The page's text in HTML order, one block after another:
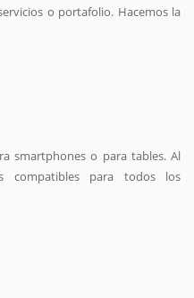
o portafolio. Hacemos la
smartphones o para tables. Al
compatibles para todos los